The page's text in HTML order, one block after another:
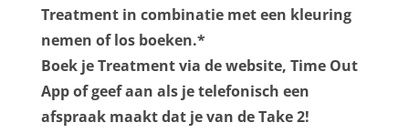
Treatment in combinatie met een kleuring
nemen of los boeken.*
Boek je Treatment via de website, Time Out
App of geef aan als je telefonisch een
afspraak maakt dat je van de Take 2!